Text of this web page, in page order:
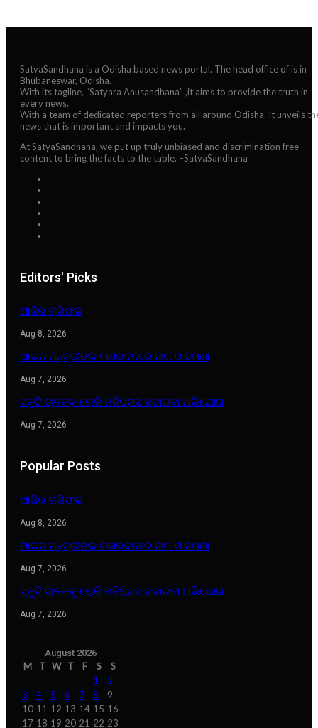
SatyaSandhana is a Odisha based news portal. The head office of is in
Bhubaneswar, Odisha.
With its tagline, “Satyara Anusandhana” ,it aims to provide the truth in
every news.
With a team of dedicated reporters from all around Odisha. It unveils
news that is important and impacts you.
At SatyaSandhana, we put up truly unbiased and discrimination free
content to bring the facts to the table. –SatyaSandhana
Editors' Picks
ଆଜିର ରାଶିଫଳ
Aug 8, 2026
ଆଇନ ମନ୍ତ୍ରୀଙ୍କ ବାସଭବନରେ ନାଗ ଓ ଢମଣା
Aug 7, 2026
ସ୍କୁଟି ଚାଳକକୁ ରୋକି ମନିପ୍ରସ ଛଡାଇବା ଅଭିଯୋଗ
Aug 7, 2026
Popular Posts
ଆଜିର ରାଶିଫଳ
Aug 8, 2026
ଆଇନ ମନ୍ତ୍ରୀଙ୍କ ବାସଭବନରେ ନାଗ ଓ ଢମଣା
Aug 7, 2026
ସ୍କୁଟି ଚାଳକକୁ ରୋକି ମନିପ୍ରସ ଛଡାଇବା ଅଭିଯୋଗ
Aug 7, 2026
August 2026
M T W T F S
S
1
2
3
4 5 6 7 8
9
10 11 12 13 14 15 16
17 18 19 20 21 22 23